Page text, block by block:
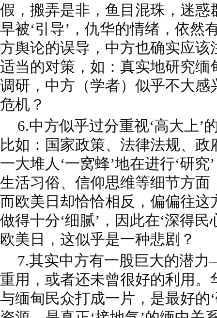
假，搬弄是非，鱼目混珠，迷惑
早被‘引导’，仇华的情绪，依然
方舆论的误导，中方也确实应
适当的对策，如：真实地研究缅
调研，中方（学者）似乎不大感
危机？
6.中方似乎过分重视‘高大上’
比如：国家政策、法律法规、
一大堆人‘一窝蜂’地在进行‘研
生活习俗、信仰思维等细节方面
而欧美日却恰恰相反，偏偏往这
做得十分‘细腻’，因此在‘深得
欧美日，这似乎是一种悲剧？
7.其实中方有一股巨大的潜
重用，或者还未曾很好的利用。
与缅甸民众打成一片，是最好的